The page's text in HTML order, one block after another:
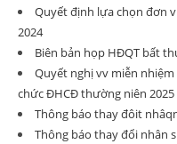
Quyết định lựa chọn đơn
2024
Biên bản họp HĐQT bất
Quyết nghị vv miễn
chức ĐHCĐ thường niên 2025
Thông báo thay đôit
Thông báo thay đổi nhân